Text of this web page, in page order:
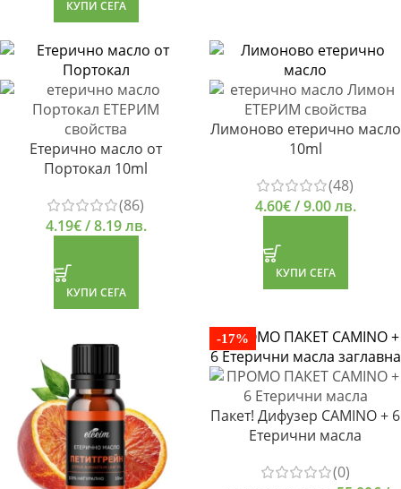
КУПИ СЕГА
Етерично масло от
Портокал 10ml
(86)
4.19€/ 8.19 лв.
КУПИ СЕГА
Лимоново етерично масло
10ml
(48)
4.60€/ 9.00 лв.
КУПИ СЕГА
-17%
Пакет! Дифузер CAMINO + 6
Етерични масла
(0)